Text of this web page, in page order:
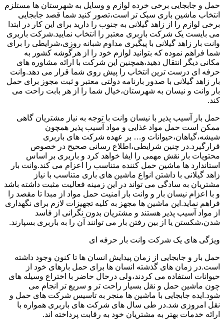
حمل و جابجایی برخی خرده لوازم و وسایل به شهرستان ها مستلزم
انتخاب ماشین باری سبک تر است،تصور کنید شما قصد جابجایی
برخی لوازم را از زاهد گیلانی به جنوب را دارید برای این کار در ابتدا
می بایست یک شرکت باربری معتبر را انتخاب نمایید.شرکت باربری
وانت بار زاهد گیلانی با پیگیری مداوم شبانه روزی،شرایطی را برای
شما فراهم نموده که بتوانید لوازم خود را از هرگوشه کشور به
مکانی دیگر انتقال دهید،همچنین این شرکت با ارائه مشاوره های
حرفه ای درست ترین انتخاب را پیش روی شما قرار می دهد.وانت
بار زاهد گیلانی با صدور بارنامه دولتی معتبر و ثبت مجوز برای حمل
بار وانت و نیسان به شهرستان،خیال شما را از هر بابت راحت می
کند.
حمل بار آسیب پذیر با نیسان وانت با توجه به نیاز مشتریان گاهی
ممکن است حمل مواد غذایی و مواد آسیب پذیر همچون
شیشه،گیاهان،حیوانات و… بر عهده شرکت های باربری
قرارگیرد.در چنین شرایطی،اطلاع رسانی صحیح در خصوص
محتویات بار نقش مهمی را ایفا خواهد کرد و باربری بر اساس
استاندارد ها ماشین حمل کننده متناسب را اعزام می کند.وانت بار
زاهد گیلانی با داشتن انواع ماشین های باری متناسب با نیاز
مشتریان به سادگی می تواند در این زمینه فعالیت مثبت داشته باشد
و با اعزام نیسان بار و وانت بار امنیت حمل مواد از مبدا تا مقصد را
فراهم نماید.این ماشین ها مجهز به کلیه تجهیزات لازم برای نگهداری
از مواد آسیب پذیر هستند و مشتریان بدون نگرانی از فاسد
شدن،شکستن یا از بین رفتن بار می توانند آن را به باربری بسپارند.
ویژگی های یک شرکت وانت بار حرفه ای
حمل بار و جابجایی از زمان پیدایش انسان ها تا کنون وجود داشته
است.در زمان های گذشته انسان ها برای حمل بارهای خود از
حیوانات استفاده می کردند،ولی درحال حاضر با اختراع وسیله های
چون ماشین حمل و نقل بسیار راحت تر و سریع تر انجام می
شود.ایده جابجایی با ماشین ها منجر به تاسیس شرکت های حمل و
نقل امروزی شد.در طی سال های شرکت های باربری همواره با
ارائه خدمات بهتر به مشتریان خود به رقابت پرداخته اند.